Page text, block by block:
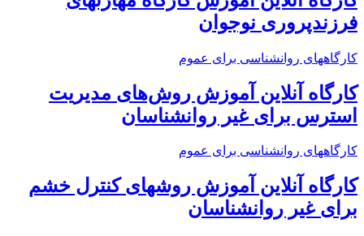
فرزندپروری نوجوان
کارگاههای روانشناسی برای عموم
کارگاه آنلاین آموزش روش‌های مدیریت
استرس برای غیر روانشناسان
کارگاههای روانشناسی برای عموم
کارگاه آنلاین آموزش روشهای کنترل خشم
برای غیر روانشناسان